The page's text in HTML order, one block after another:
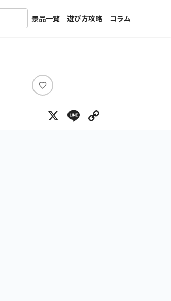
景品一覧
新着景品
メーカー一覧
遊び方攻略
コラム
インタビュー
い
ね
X Line